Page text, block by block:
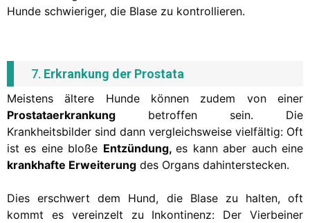
Hunde schwieriger, die Blase zu kontrollieren.
7. Erkrankung der Prostata
Meistens ältere Hunde können zudem von einer
Prostataerkrankung betroffen sein. Die
Krankheitsbilder sind dann vergleichsweise vielfältig: Oft
ist es eine bloße Entzündung,es kann aber auch eine
krankhafte Erweiterung des Organs dahinterstecken.
Dies erschwert dem Hund, die Blase zu halten, oft
kommt es vereinzelt zu Inkontinenz: Der Vierbeiner